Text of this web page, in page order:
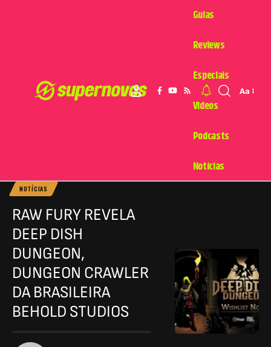
Guias
Reviews
Especiais
Videos
Podcasts
Notícias
Aa
NOTÍCIAS
RAW FURY REVELA
DEEP DISH
DUNGEON,
DUNGEON CRAWLER
DA BRASILEIRA
BEHOLD STUDIOS